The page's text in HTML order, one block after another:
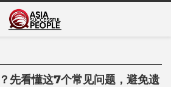
看懂这7个常见问题，避免遗